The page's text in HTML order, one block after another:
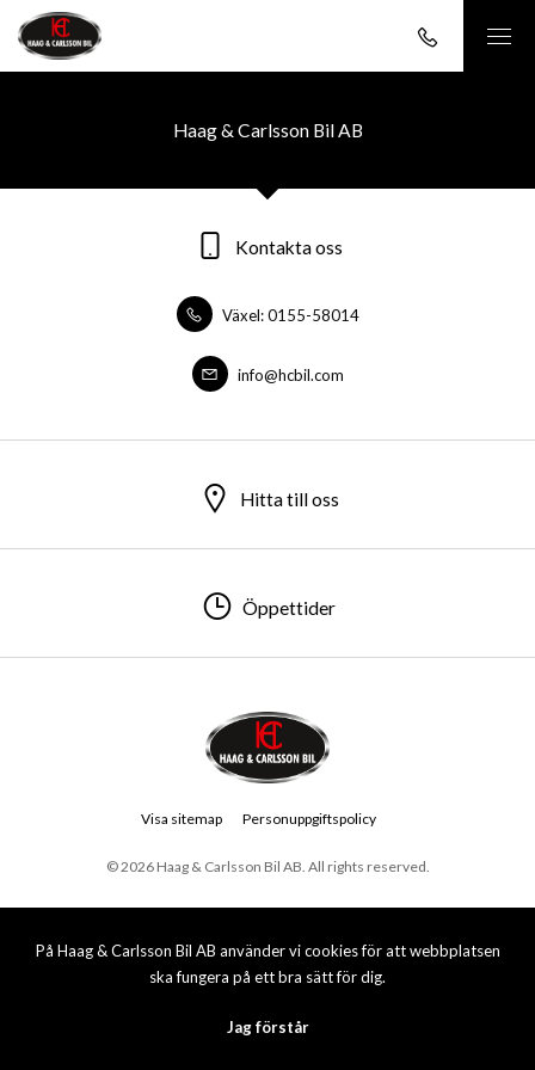
På Haag & Carlsson Bil AB använder vi cookies för att webbplatsen
ska fungera på ett bra sätt för dig.
Jag förstår
Haag & Carlsson Bil AB
Kontakta oss
Växel: 0155-58014
info@hcbil.com
Hitta till oss
Öppettider
© 2026 Haag & Carlsson Bil AB. All rights reserved.
Visa sitemap Personuppgiftspolicy